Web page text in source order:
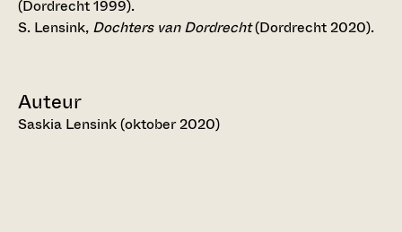
(Dordrecht 1999).
S. Lensink, Dochters van Dordrecht(Dordrecht 2020).
Auteur
Saskia Lensink (oktober 2020)